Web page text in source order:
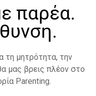
παρέα.
τη μητρότητα, την
μας βρεις πλέον στο
Parenting.